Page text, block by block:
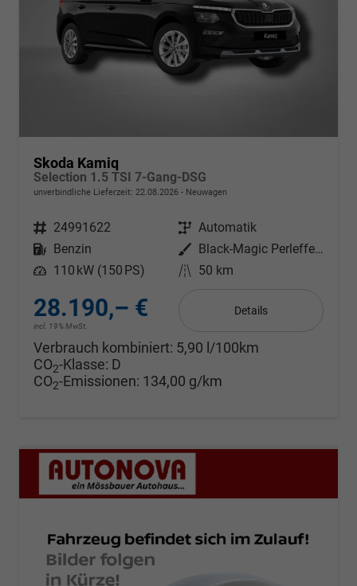
Skoda Kamiq
Selection 1.5 TSI 7-Gang-DSG
unverbindliche Lieferzeit: 22.08.2026 Neuwagen
Fahrzeugnr. 24991622 Getriebe Automatik
Kraftstoff
Benzin Außenfarbe
Black-Magic Perleffekt
Leistung 110 kW (150 PS) Kilometerstand 50 km
28.190,– €
incl. 19% MwSt.
Details
Verbrauch kombiniert: 5,90 l/100km
CO2-Klasse: D
CO2-Emissionen: 134,00 g/km